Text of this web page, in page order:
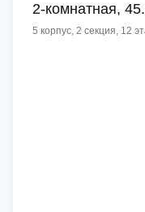
2-комнатная,
5 корпус, 2 секция, 12